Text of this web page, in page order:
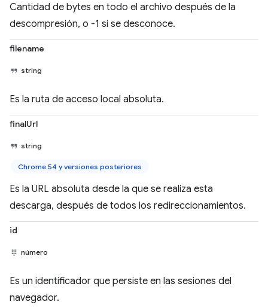
Cantidad de bytes en todo el archivo después de la
descompresión, o -1 si se desconoce.
filename
string
Es la ruta de acceso local absoluta.
finalUrl
string
Chrome 54 y versiones posteriores
Es la URL absoluta desde la que se realiza esta
descarga, después de todos los redireccionamientos.
id
número
Es un identificador que persiste en las sesiones del
navegador.